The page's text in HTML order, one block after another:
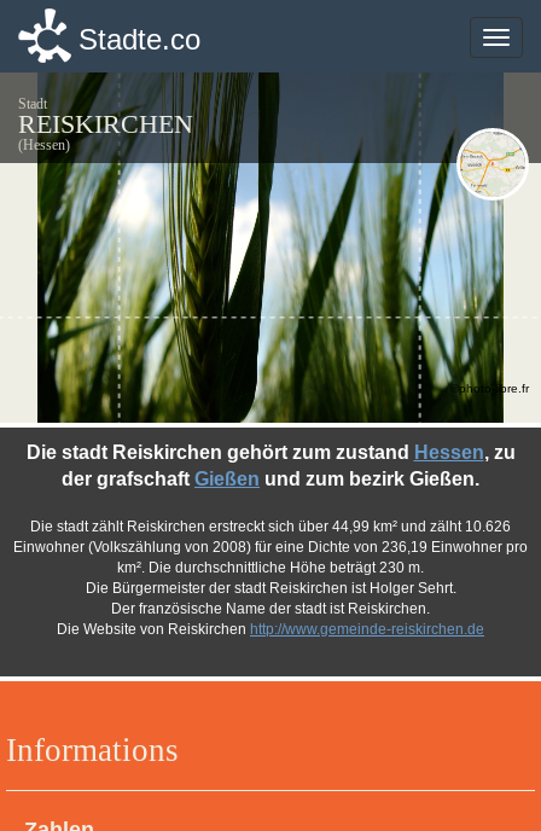
Toggle
Stadte.co
Stadt
REISKIRCHEN
(Hessen)
Informations
Die stadt Reiskirchen gehört zum zustand Hessen, zu
der grafschaft Gießen und zum bezirk Gießen.
Die stadt zählt Reiskirchen erstreckt sich über 44,99 km² und zälht 10.626
Einwohner (Volkszählung von 2008) für eine Dichte von 236,19 Einwohner pro
km². Die durchschnittliche Höhe beträgt 230 m.
Die Bürgermeister der stadt Reiskirchen ist Holger Sehrt.
Der französische Name der stadt ist Reiskirchen.
Die Website von Reiskirchen http://www.gemeinde-reiskirchen.de
©photo-libre.fr
Toggle
Stadte.co